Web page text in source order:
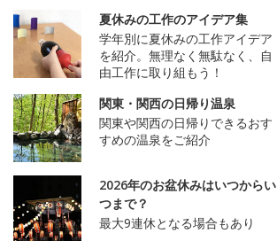
夏休みの工作のアイデア集
学年別に夏休みの工作アイデア
を紹介。無理なく無駄なく、自
由工作に取り組もう！
関東・関西の日帰り温泉
関東や関西の日帰りできるおす
すめの温泉をご紹介
2026年のお盆休みはいつからい
つまで？
最大9連休となる場合もあり